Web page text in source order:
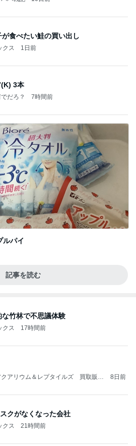
が食べたい鮭の買い出し
クス 1日前
3本
だろ？ 7時間前
ルパイ
記事を読む
な竹林で不思議体験
クス 17時間前
クアリウム＆レプタイルズ 買取販売
8日前
クがなくなった会社
クス 21時間前